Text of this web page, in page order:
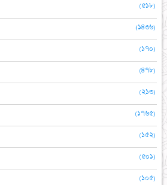
(৫১৮)
(১৪৩৬)
(১৭০)
(৪৭৮)
(২১৩)
(১৭৬৫)
(১৫২)
(৫০১)
(১০৫)